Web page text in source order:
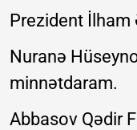
Prezident İlham
Nuranə
minnətdaram.
Abbasov Qədir